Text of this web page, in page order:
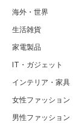
海外・世界
生活雑貨
家電製品
IT・ガジェット
インテリア・家具
女性ファッション
男性ファッション